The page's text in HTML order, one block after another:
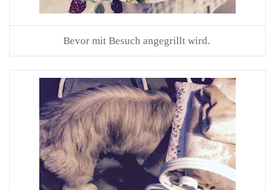
Bevor mit Besuch angegrillt wird.